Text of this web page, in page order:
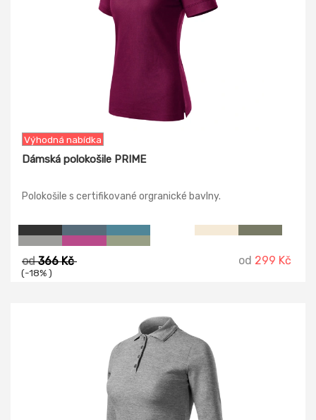
Výhodná nabídka
Dámská polokošile PRIME
Polokošile s certifikované orgranické bavlny.
od366 Kč
(-18% )
od 299 Kč